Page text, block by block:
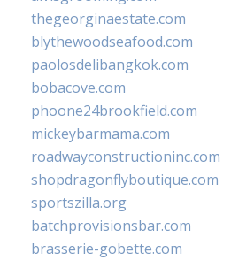
thegeorginaestate.com
blythewoodseafood.com
paolosdelibangkok.com
bobacove.com
phoone24brookfield.com
mickeybarmama.com
roadwayconstructioninc.com
shopdragonflyboutique.com
sportszilla.org
batchprovisionsbar.com
brasserie-gobette.com